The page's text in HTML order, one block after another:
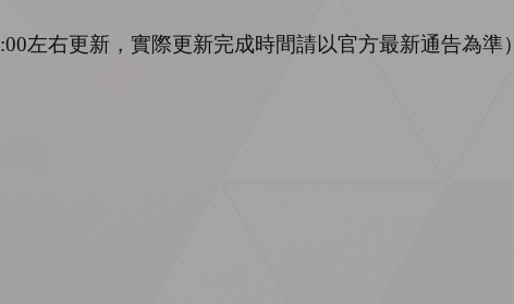
:00左右更新，實際更新完成時間請以官方最新通告為準）